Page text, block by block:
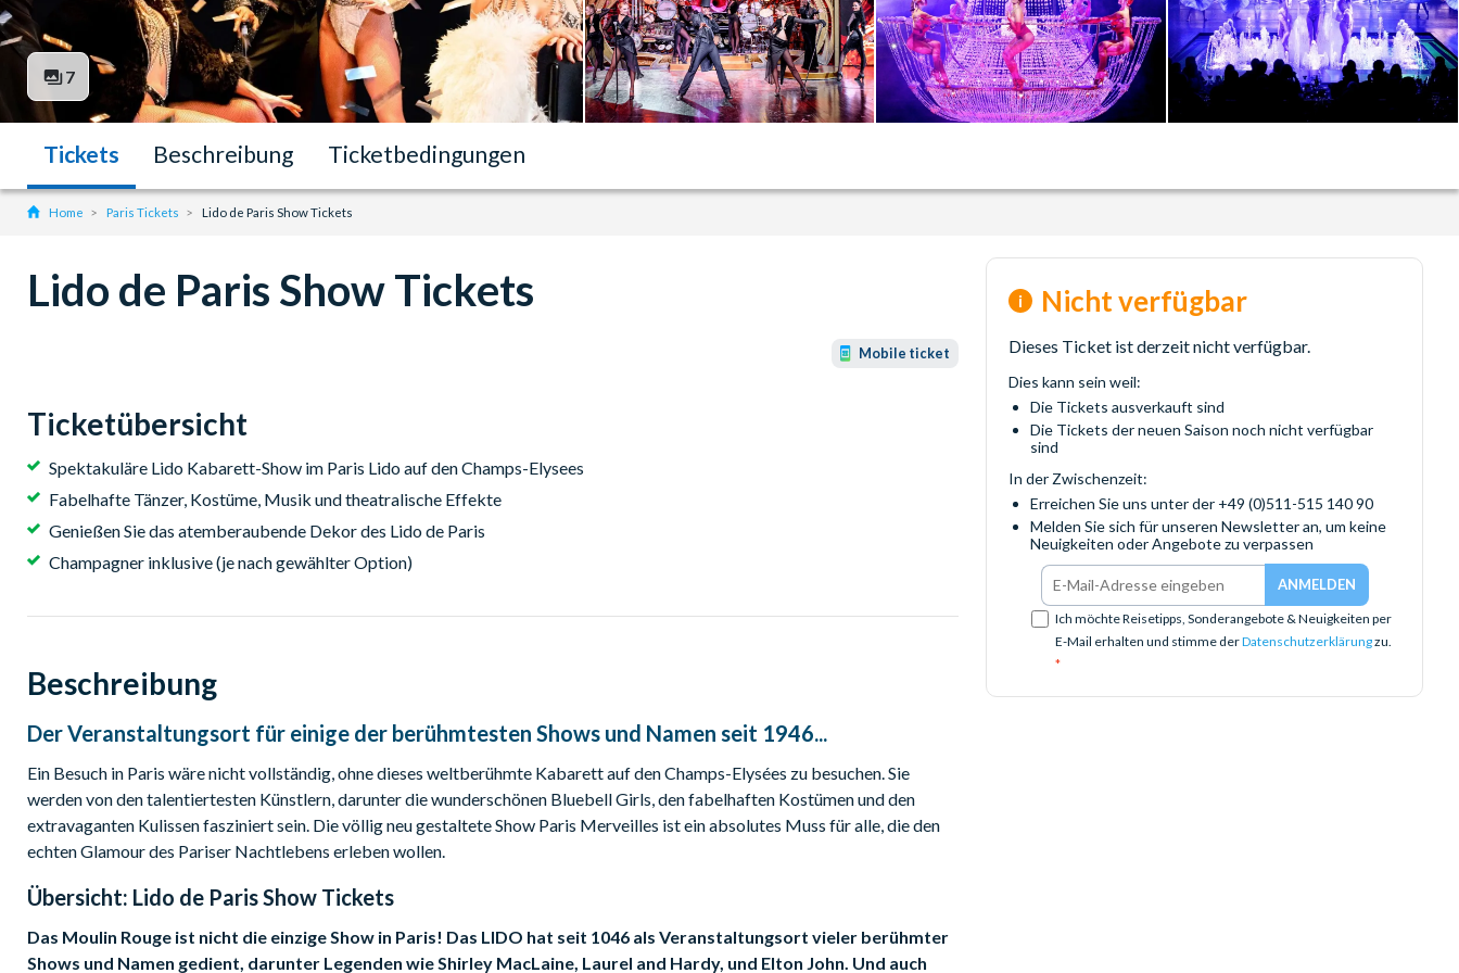
7
Tickets Beschreibung Ticketbedingungen
Home Paris Tickets Lido de Paris Show Tickets
Lido de Paris Show Tickets
Mobile ticket
Ticketübersicht
Spektakuläre Lido Kabarett-Show im Paris Lido auf den Champs-Elysees
Fabelhafte Tänzer, Kostüme, Musik und theatralische Effekte
Genießen Sie das atemberaubende Dekor des Lido de Paris
Champagner inklusive (je nach gewählter Option)
Nicht verfügbar
Dieses Ticket ist derzeit nicht verfügbar.
Dies kann sein weil:
Die Tickets ausverkauft sind
Die Tickets der neuen Saison noch nicht verfügbar
sind
In der Zwischenzeit:
Erreichen Sie uns unter der +49 (0)511-515 140 90
Melden Sie sich für unseren Newsletter an, um keine
Neuigkeiten oder Angebote zu verpassen
Ich möchte Reisetipps, Sonderangebote & Neuigkeiten per
E-Mail erhalten und stimme derDatenschutzerklärungzu.
Beschreibung
Der Veranstaltungsort für einige der berühmtesten Shows und Namen seit 1946...
Ein Besuch in Paris wäre nicht vollständig, ohne dieses weltberühmte Kabarett auf den Champs-Elysées zu besuchen. Sie
werden von den talentiertesten Künstlern, darunter die wunderschönen Bluebell Girls, den fabelhaften Kostümen und den
extravaganten Kulissen fasziniert sein. Die völlig neu gestaltete Show Paris Merveilles ist ein absolutes Muss für alle, die den
echten Glamour des Pariser Nachtlebens erleben wollen.
Übersicht: Lido de Paris Show Tickets
Das Moulin Rouge ist nicht die einzige Show in Paris! Das LIDO hat seit 1046 als Veranstaltungsort vieler berühmter
Shows und Namen gedient, darunter Legenden wie Shirley MacLaine, Laurel and Hardy, und Elton John. Und auch